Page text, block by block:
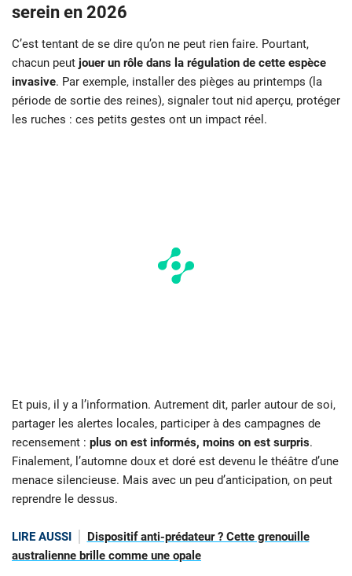
serein en 2026
C’est tentant de se dire qu’on ne peut rien faire. Pourtant,
chacun peut jouer un rôle dans la régulation de cette espèce
invasive. Par exemple, installer des pièges au printemps (la
période de sortie des reines), signaler tout nid aperçu, protéger
les ruches : ces petits gestes ont un impact réel.
Et puis, il y a l’information. Autrement dit, parler autour de soi,
partager les alertes locales, participer à des campagnes de
recensement : plus on est informés, moins on est surpris.
Finalement, l’automne doux et doré est devenu le théâtre d’une
menace silencieuse. Mais avec un peu d’anticipation, on peut
reprendre le dessus.
LIRE AUSSI
Dispositif anti-prédateur ? Cette grenouille
australienne brille comme une opale